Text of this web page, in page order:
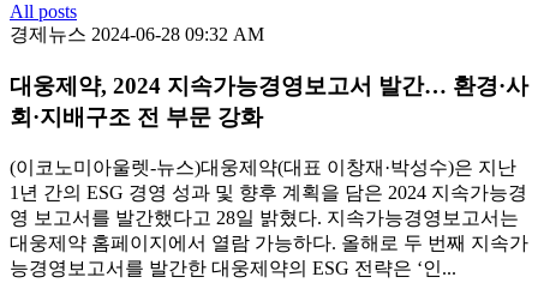
All posts
경제뉴스 2024-06-28 09:32 AM
대웅제약, 2024 지속가능경영보고서 발간… 환경·사
회·지배구조 전 부문 강화
(이코노미아울렛-뉴스)대웅제약(대표 이창재·박성수)은 지난
1년 간의 ESG 경영 성과 및 향후 계획을 담은 2024 지속가능경
영 보고서를 발간했다고 28일 밝혔다. 지속가능경영보고서는
대웅제약 홈페이지에서 열람 가능하다. 올해로 두 번째 지속가
능경영보고서를 발간한 대웅제약의 ESG 전략은 ‘인...